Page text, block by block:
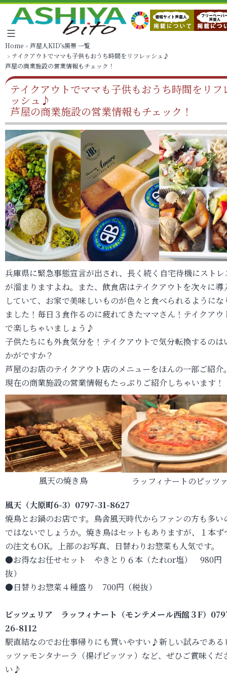
Home
芦屋人KID's黒帯 一覧
テイクアウトでママも子供もおうち時間をリフレッシュ♪
芦屋の商業施設の営業情報もチェック！
テイクアウトでママも子供もおうち時間をリフ
ッシュ♪
芦屋の商業施設の営業情報もチェック！
兵庫県に緊急事態宣言が出され、長く続く自宅待機にストレ
が溜まりますよね。また、飲食店はテイクアウトを次々に導
していて、お家で美味しいものが色々と食べられるようにな
ました！毎日３食作るのに疲れてきたママさん！テイクアウ
で楽しちゃいましょう♪
子供たちにも外食気分を！テイクアウトで気分転換するのは
かがですか？
芦屋のお店のテイクアウト店のメニューをほんの一部ご紹介
現在の商業施設の営業情報もたっぷりご紹介しちゃいます！
風天の焼き鳥 ラッフィナートのピッツ
風天（大原町6-3）0797-31-8627
焼鳥とお鍋のお店です。鳥舎風天時代からファンの方も多い
ではないでしょうか。焼き鳥はセットもありますが、１本ず
の注文もOK。上部のお写真、日替わりお惣菜も人気です。
●お得なお任せセット やきとり６本（たれor塩） 980円
抜）
●日替りお惣菜４種盛り 700円（税抜）
ピッツェリア ラッフィナート（モンテメール西館３F）
26-8112
駅直結なのでお仕事帰りにも買いやすい♪新しい試みである
ッツァモンタナーラ（揚げピッツァ）など、ぜひご賞味くだ
い♪